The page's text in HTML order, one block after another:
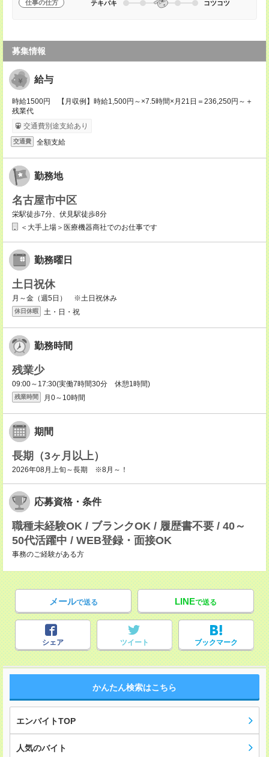
仕事の仕方 テキパキ コツコツ
募集情報
給与
時給1500円 【月収例】時給1,500円～×7.5時間×月21日＝236,250円～＋
残業代
交通費別途支給あり
交通費 全額支給
勤務地
名古屋市中区
栄駅徒歩7分、伏見駅徒歩8分
＜大手上場＞医療機器商社でのお仕事です
勤務曜日
土日祝休
月～金（週5日） ※土日祝休み
休日休暇 土・日・祝
勤務時間
残業少
09:00～17:30(実働7時間30分 休憩1時間)
残業時間 月0～10時間
期間
長期（3ヶ月以上）
2026年08月上旬～長期 ※8月～！
応募資格・条件
職種未経験OK / ブランクOK / 履歴書不要 / 40～
50代活躍中 / WEB登録・面接OK
事務のご経験がある方
メールで送る LINEで送る
シェア ツイート ブックマーク
かんたん検索はこちら
エンバイトTOP
人気のバイト